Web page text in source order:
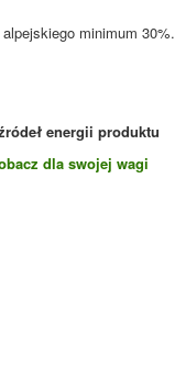
minimum 30%.
energii produktu
dla swojej wagi